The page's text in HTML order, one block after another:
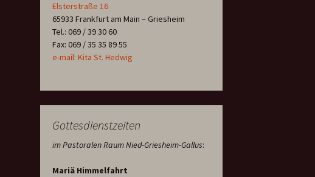
Elsterstraße 16
65933 Frankfurt am Main – Griesheim
Tel.: 069 / 39 30 60
Fax: 069 / 35 35 89 55
e-mail: Kita St. Hedwig
Gottesdienstzeiten
im Pastoralen Raum Nied-Griesheim-Gallus:
Mariä Himmelfahrt